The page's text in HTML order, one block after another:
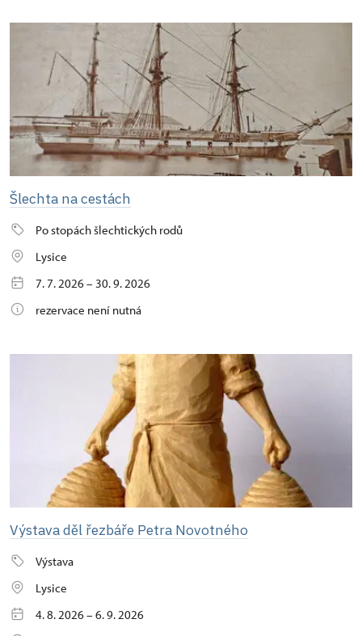
Šlechta na cestách
Po stopách šlechtických rodů
Lysice
7. 7. 2026 – 30. 9. 2026
rezervace není nutná
Výstava děl řezbáře Petra Novotného
Výstava
Lysice
4. 8. 2026 – 6. 9. 2026